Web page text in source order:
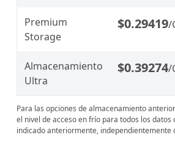
Premium
Storage
$0.29419/
Almacenamiento
Ultra
$0.39274/
Para las opciones de almacenamiento
el nivel de acceso en frío para todos los
indicado anteriormente,